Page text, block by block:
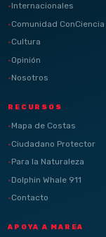
Internacionales
Comunidad ConCiencia
Cultura
Opinión
Nosotros
RECURSOS
Mapa de Costas
Ciudadano Protector
Para la Naturaleza
Dolphin Whale 911
Contacto
APOYA A MAREA